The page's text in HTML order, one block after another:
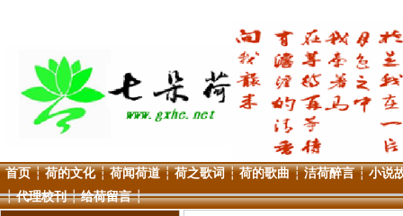
首页 ┆ 荷的文化 ┆ 荷闻荷道 ┆ 荷之歌词 ┆ 荷的歌曲 ┆ 洁荷醉言 ┆ 小说
┆ 代理校刊 ┆ 给荷留言 ┆